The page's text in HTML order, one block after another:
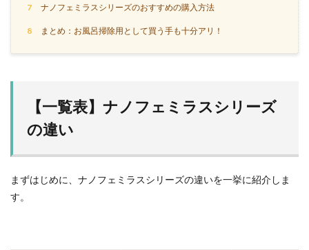
7 ナノフェミラスシリーズのおすすめの購入方法
8 まとめ：お風呂掃除用として買う手も十分アリ！
【一覧表】ナノフェミラスシリーズ
の違い
まずはじめに、ナノフェミラスシリーズの違いを一挙に紹介しま
す。